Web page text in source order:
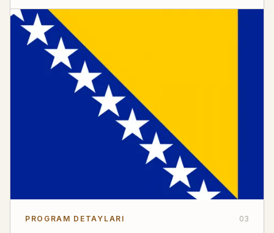
PROGRAM DETAYLARI 03